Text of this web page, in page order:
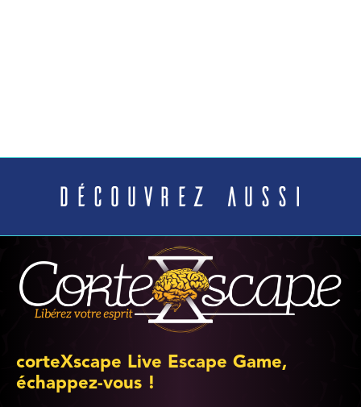
Découvrez aussi
corteXscape Live Escape Game,
échappez-vous !